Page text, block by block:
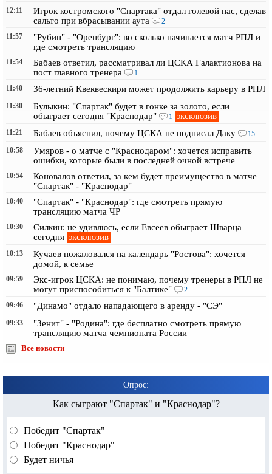
12:11
Игрок костромского "Спартака" отдал голевой пас, сделав
сальто при вбрасывании аута
2
11:57
"Рубин" - "Оренбург": во сколько начинается матч РПЛ и
где смотреть трансляцию
11:54
Бабаев ответил, рассматривал ли ЦСКА Галактионова на
пост главного тренера
1
11:40
36-летний Квеквескири может продолжить карьеру в РПЛ
11:30
Булыкин: "Спартак" будет в гонке за золото, если
обыграет сегодня "Краснодар"
1 эксклюзив
11:21 Бабаев объяснил, почему ЦСКА не подписал Даку
15
10:58
Умяров - о матче с "Краснодаром": хочется исправить
ошибки, которые были в последней очной встрече
10:54
Коновалов ответил, за кем будет преимущество в матче
"Спартак" - "Краснодар"
10:40
"Спартак" - "Краснодар": где смотреть прямую
трансляцию матча ЧР
10:30
Силкин: не удивлюсь, если Евсеев обыграет Шварца
сегодня эксклюзив
10:13
Кучаев пожаловался на календарь "Ростова": хочется
домой, к семье
09:59
Экс-игрок ЦСКА: не понимаю, почему тренеры в РПЛ не
могут приспособиться к "Балтике"
2
09:46
"Динамо" отдало нападающего в аренду - "СЭ"
09:33
"Зенит" - "Родина": где бесплатно смотреть прямую
трансляцию матча чемпионата России
Все новости
Опрос:
Как сыграют "Спартак" и "Краснодар"?
Победит "Спартак"
Победит "Краснодар"
Будет ничья